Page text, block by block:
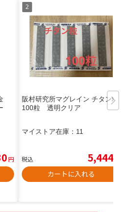
円
阪村研究所マグレイン チタン粒
100粒 透明クリア
マイストア在庫： 11
税込 5,444
カートに入れる